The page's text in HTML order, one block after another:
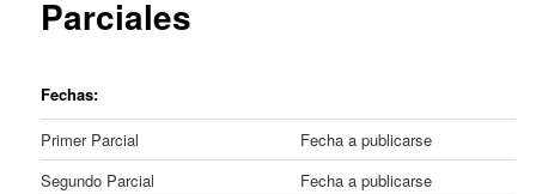
Parciales
Fechas:
Primer Parcial
Fecha a publicarse
Segundo Parcial
Fecha a publicarse